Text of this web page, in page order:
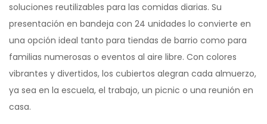
soluciones reutilizables para las comidas diarias. Su
presentación en bandeja con 24 unidades lo convierte en
una opción ideal tanto para tiendas de barrio como para
familias numerosas o eventos al aire libre. Con colores
vibrantes y divertidos, los cubiertos alegran cada almuerzo,
ya sea en la escuela, el trabajo, un picnic o una reunión en
casa.